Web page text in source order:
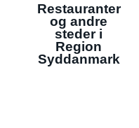
Restauranter
og andre
steder i
Region
Syddanmark